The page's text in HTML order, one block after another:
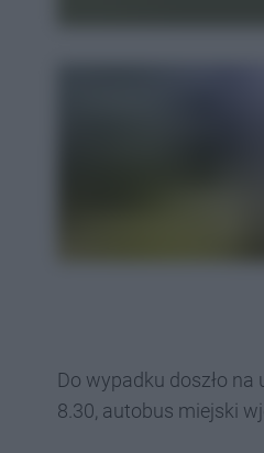
Do wypadku doszło
8.30, autobus miejski